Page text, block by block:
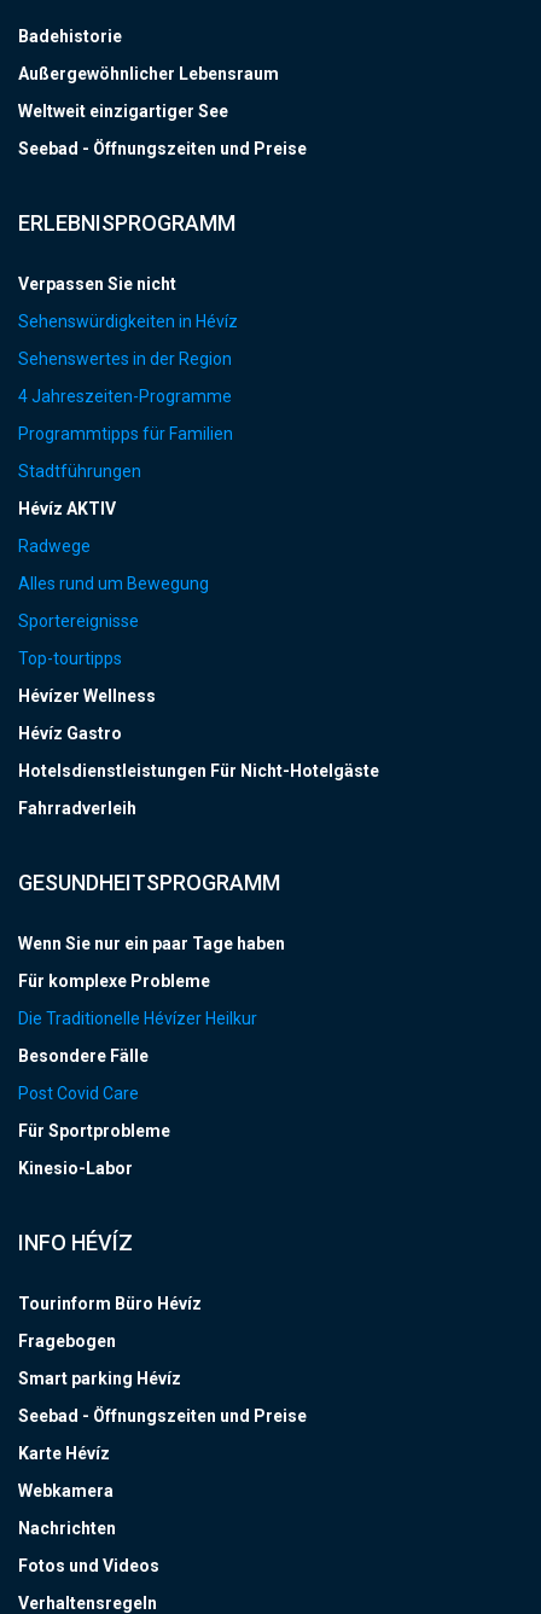
Badehistorie
Außergewöhnlicher Lebensraum
Weltweit einzigartiger See
Seebad - Öffnungszeiten und Preise
ERLEBNISPROGRAMM
Verpassen Sie nicht
Sehenswürdigkeiten in Hévíz
Sehenswertes in der Region
4 Jahreszeiten-Programme
Programmtipps für Familien
Stadtführungen
Hévíz AKTIV
Radwege
Alles rund um Bewegung
Sportereignisse
Top-tourtipps
Hévízer Wellness
Hévíz Gastro
Hotelsdienstleistungen Für Nicht-Hotelgäste
Fahrradverleih
GESUNDHEITSPROGRAMM
Wenn Sie nur ein paar Tage haben
Für komplexe Probleme
Die Traditionelle Hévízer Heilkur
Besondere Fälle
Post Covid Care
Für Sportprobleme
Kinesio-Labor
INFO HÉVÍZ
Tourinform Büro Hévíz
Fragebogen
Smart parking Hévíz
Seebad - Öffnungszeiten und Preise
Karte Hévíz
Webkamera
Nachrichten
Fotos und Videos
Verhaltensregeln